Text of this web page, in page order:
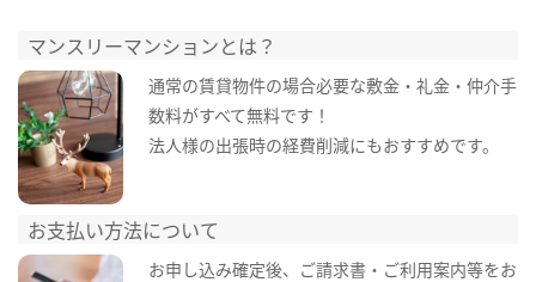
マンスリーマンションとは？
通常の賃貸物件の場合必要な敷金・礼金・仲介手
数料がすべて無料です！
法人様の出張時の経費削減にもおすすめです。
お支払い方法について
お申し込み確定後、ご請求書・ご利用案内等をお